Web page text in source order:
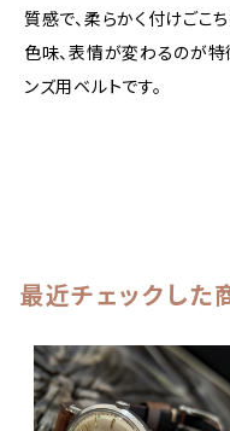
質感で、柔らかく付けごこ
色味、表情が変わるのが特
ンズ用ベルトです。
最近チェックした